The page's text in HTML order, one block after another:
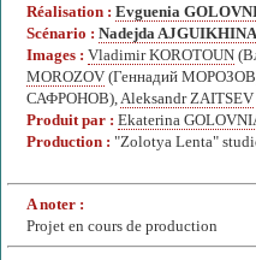
Réalisation : Evguenia
Scénario : Nadejda AJGUIKHINA
Images : Vladimir KOROTOUN
MOROZOV (Геннадий
САФРОНОВ),Aleksandr ZAITSEV
Produit par : Ekaterina
Production : "Zolotya Lenta"
A noter :
Projet en cours de production